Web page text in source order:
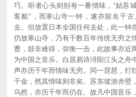
巧。听者心头则别有一番情味，"姑苏
客船"，而寒山寺一钟，遂亦留名千
去。但放置日本全国任何去处，此一钟
仍放寒山寺，乃有千数百年传统无穷之
曹，鼓非难得，弥衡一击，此故事亦近
为中国之音乐。白居易诗浔阳江头之舟
声亦历千年而情味无穷。同一琵琶，灯
千金，然其情味则非矣。苏东坡游赤壁
乌然，亦历千年而仍在。故凡中国音乐